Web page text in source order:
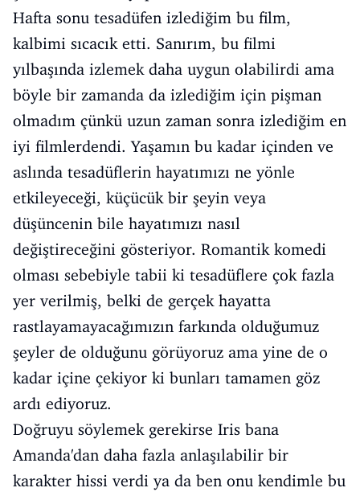
Hafta sonu tesadüfen izlediğim bu film,
kalbimi sıcacık etti. Sanırım, bu filmi
yılbaşında izlemek daha uygun olabilirdi ama
böyle bir zamanda da izlediğim için pişman
olmadım çünkü uzun zaman sonra izlediğim en
iyi filmlerdendi. Yaşamın bu kadar içinden ve
aslında tesadüflerin hayatımızı ne yönle
etkileyeceği, küçücük bir şeyin veya
düşüncenin bile hayatımızı nasıl
değiştireceğini gösteriyor. Romantik komedi
olması sebebiyle tabii ki tesadüflere çok fazla
yer verilmiş, belki de gerçek hayatta
rastlayamayacağımızın farkında olduğumuz
şeyler de olduğunu görüyoruz ama yine de o
kadar içine çekiyor ki bunları tamamen göz
ardı ediyoruz.
Doğruyu söylemek gerekirse Iris bana
Amanda'dan daha fazla anlaşılabilir bir
karakter hissi verdi ya da ben onu kendimle bu